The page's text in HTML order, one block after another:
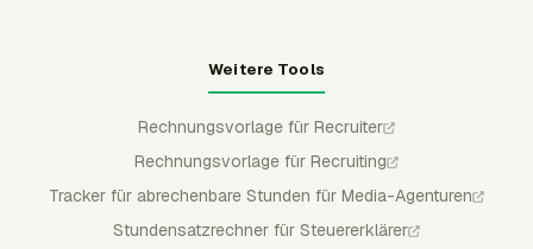
Weitere Tools
Rechnungsvorlage für Recruiter
Rechnungsvorlage für Recruiting
Tracker für abrechenbare Stunden für Media-Agenturen
Stundensatzrechner für Steuererklärer